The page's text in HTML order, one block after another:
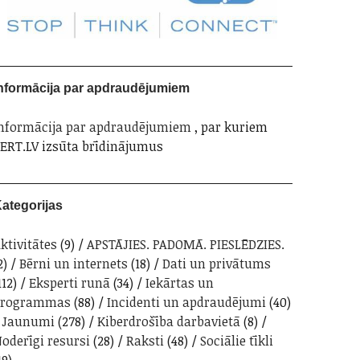
par apdraudējumiem
par apdraudējumiem, par kuriem
izsūta brīdinājumus
(9)
APSTĀJIES. PADOMĀ. PIESLĒDZIES.
Bērni un internets (18)
Dati un privātums
Eksperti runā(34)
Iekārtas un
(88) Incidenti un apdraudējumi(40)
Jaunumi(278) Kiberdrošība darbavietā(8)
resursi(28) Raksti(48)
Sociālie tīkli